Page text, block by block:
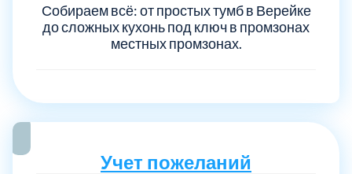
Собираем всё: от простых тумб в Верейке
до сложных кухонь под ключ в промзонах
местных промзонах.
Учет пожеланий